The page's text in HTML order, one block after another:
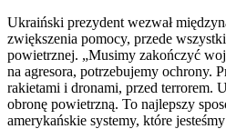
Ukraiński prezydent wezwał
zwiększenia pomocy, przede
powietrznej. „Musimy zakończyć
na agresora, potrzebujemy ochrony.
rakietami i dronami, przed terrorem.
obronę powietrzną. To najlepszy
amerykańskie systemy, które